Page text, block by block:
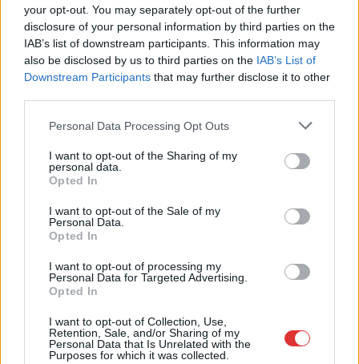
your opt-out. You may separately opt-out of the further
disclosure of your personal information by third parties on the
IAB’s list of downstream participants. This information may
also be disclosed by us to third parties on the IAB’s List of
Downstream Participants that may further disclose it to other
Please note that this website/app uses one or more Google
not limited to your visit or usage behaviour. You may click to
grant or deny consent to Google and its third-party tags to
use your data for below specified purposes in below Google
consent section.
Personal Data Processing Opt Outs
I want to opt-out of the Sharing of my
personal data.
Opted In
I want to opt-out of the Sale of my
Personal Data.
Opted In
I want to opt-out of processing my
Personal Data for Targeted Advertising.
Opted In
I want to opt-out of Collection, Use,
Retention, Sale, and/or Sharing of my
Personal Data that Is Unrelated with the
Purposes for which it was collected.
Problémák egész Jász-Nagykun-Szolnok megyében: egyre
több otthoni kútból fogy ki a víz
Szolnokon egy kulcsfontosságú körforgalmat részlegesen
lezárnak a napokban, a közlekedés az átlagost is meghaladó
mértékben lebénul
Elromlott a biztosítóberendezés a ceglédi vasútvonalon,
alapos késések alakultak ki a menetrendhez képest,
kimaradás is előfordult
Országos ellenőrzés indult a hazai akkumulátoripari
üzemekben
Az idei év leglassabb növekedését hozta a június a
kiskereskedelemben
Györfi Mihály több tucat vállalkozással egyeztetett a
kerékpárgyár dolgozóinak megsegítéséről